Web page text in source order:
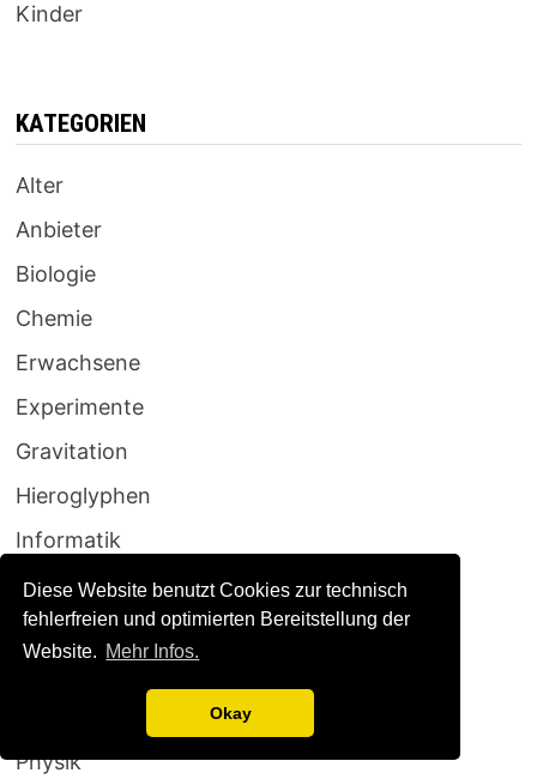
Diese Website benutzt Cookies zur technisch
fehlerfreien und optimierten Bereitstellung der
Website. Mehr Infos.
Okay
Kinder
KATEGORIEN
Alter
Anbieter
Biologie
Chemie
Erwachsene
Experimente
Gravitation
Hieroglyphen
Informatik
Kosmos
Lebensmittel
Physik